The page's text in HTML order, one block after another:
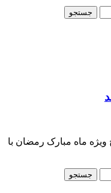
ویژه ماه مبارک رمضان با